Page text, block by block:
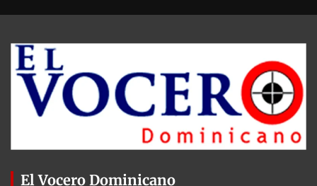
El Vocero Dominicano